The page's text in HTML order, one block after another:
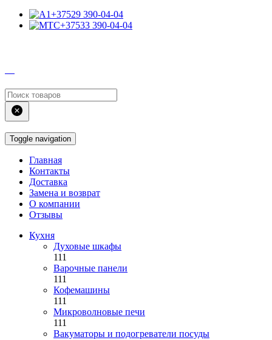
+37529 390-04-04
+37533 390-04-04
Toggle navigation
Главная
Контакты
Доставка
Замена и возврат
О компании
Отзывы
Кухня
Духовые шкафы
111
Варочные панели
111
Кофемашины
111
Микроволновые печи
111
Вакуматоры и подогреватели посуды